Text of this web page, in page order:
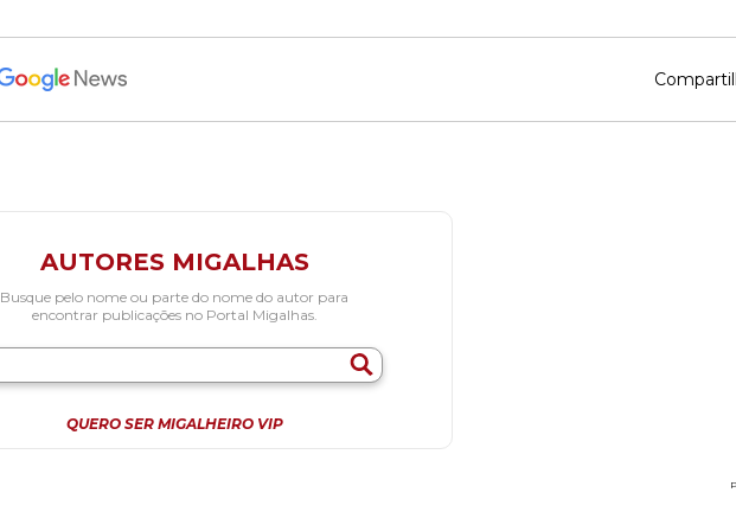
AUTORES MIGALHAS
Busque pelo nome ou parte do nome do autor para
encontrar publicações no Portal Migalhas.
QUERO SER MIGALHEIRO VIP